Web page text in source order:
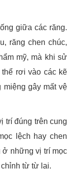
giữa các răng.
răng chen chúc,
mỹ, mà khi sử
rơi vào các kẽ
miệng gây mất vệ
trí đúng trên cung
lệch hay chen
ở những vị trí mọc
từ từ lại.